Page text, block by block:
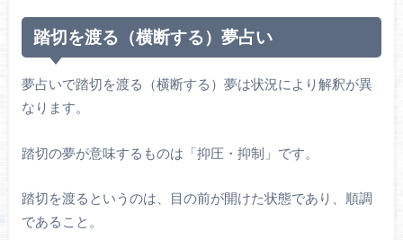
踏切を渡る（横断する）夢占い
夢占いで踏切を渡る（横断する）夢は状況により解釈が異
なります。
踏切の夢が意味するものは「抑圧・抑制」です。
踏切を渡るというのは、目の前が開けた状態であり、順調
であること。